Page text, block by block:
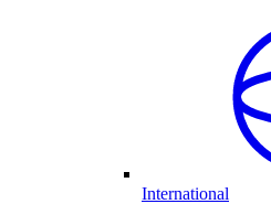
International